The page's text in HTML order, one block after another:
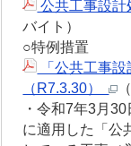
公共工事設
バイト）
○特例措置
「公共工事
（R7.3.30）
・令和7年3月
に適用した「公